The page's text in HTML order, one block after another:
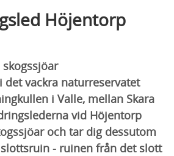
Höjentorp
vackra naturreservatet
i Valle, mellan Skara
vid Höjentorp
och tar dig dessutom
- ruinen från det slott